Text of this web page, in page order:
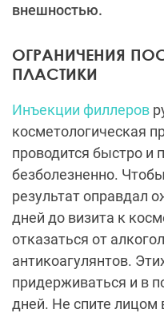
внешностью.
ОГРАНИЧЕНИЯ
ПЛАСТИКИ
Инъекции филлеров
косметологическая
проводится быстро и
безболезненно.
результат оправдал
дней до визита к
отказаться от
антикоагулянтов.
придерживаться и в
дней. Не спите лицом